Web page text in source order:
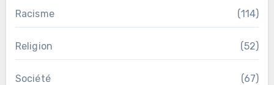
Racisme (114)
Religion (52)
Société (67)